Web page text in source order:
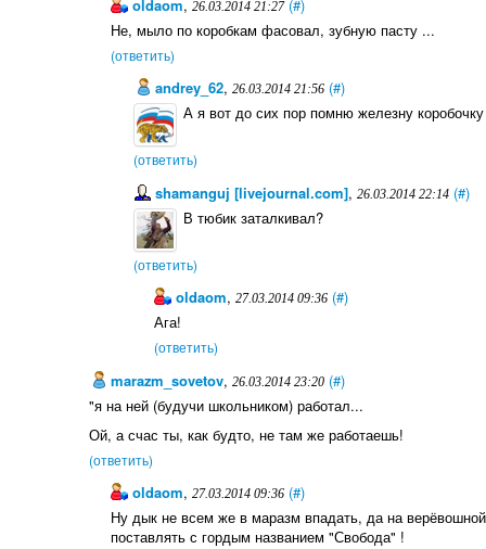
oldaom,26.03.2014 21:27 (#)
Не, мыло по коробкам фасовал, зубную пасту ...
(ответить)
andrey_62, 26.03.2014 21:56 (#)
А я вот до сих пор помню железну
(ответить)
shamanguj [livejournal.com], 26.03.2014 22:14 (#)
В тюбик заталкивал?
(ответить)
oldaom,27.03.2014 09:36 (#)
Ага!
(ответить)
marazm_sovetov, 26.03.2014 23:20 (#)
"я на ней (будучи школьником) работал...
Ой, а счас ты, как будто, не там же работаешь!
(ответить)
oldaom,27.03.2014 09:36 (#)
Ну дык не всем же в маразм впадать, да на
поставлять с гордым названием "Свобода" !